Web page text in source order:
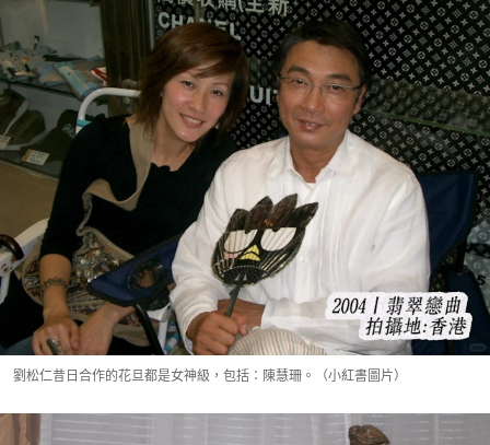
劉松仁昔日合作的花旦都是女神級，包括：陳慧珊。（小紅書圖片）